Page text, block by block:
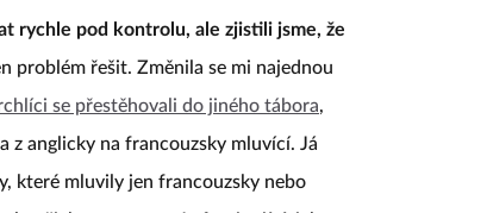
rychle pod kontrolu, ale zjistili jsme, že
problém řešit. Změnila se mi najednou
se přestěhovali do jiného tábora,
z anglicky na francouzsky mluvící. Já
které mluvily jen francouzsky nebo